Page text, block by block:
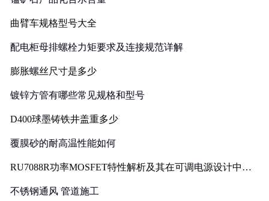
曲臂车规格型号大全
配电柜母排螺栓力矩要求及连接规范详解
膨胀螺丝尺寸是多少
镀锌方管有哪些常见规格和型号
D400球墨铸铁井盖重多少
覆膜砂的耐高温性能如何
RU7088R功率MOSFET特性解析及其在可调电源设计中的
不锈钢通风 管道施工